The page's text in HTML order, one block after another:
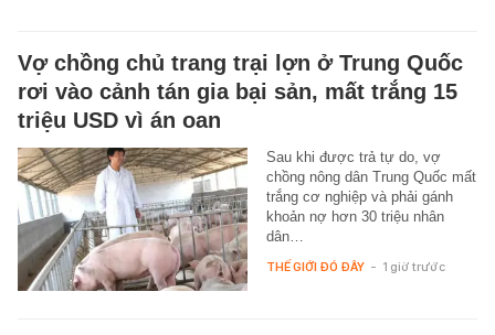
Vợ chồng chủ trang trại lợn ở Trung Quốc
rơi vào cảnh tán gia bại sản, mất trắng 15
triệu USD vì án oan
Sau khi được trả tự do, vợ
chồng nông dân Trung Quốc mất
trắng cơ nghiệp và phải gánh
khoản nợ hơn 30 triệu nhân
dân…
THẾ GIỚI ĐÓ ĐÂY - 1 giờ trước